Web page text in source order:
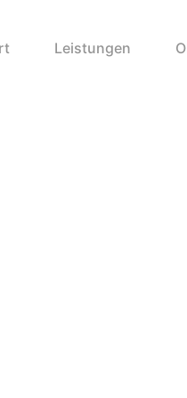
Leistungen